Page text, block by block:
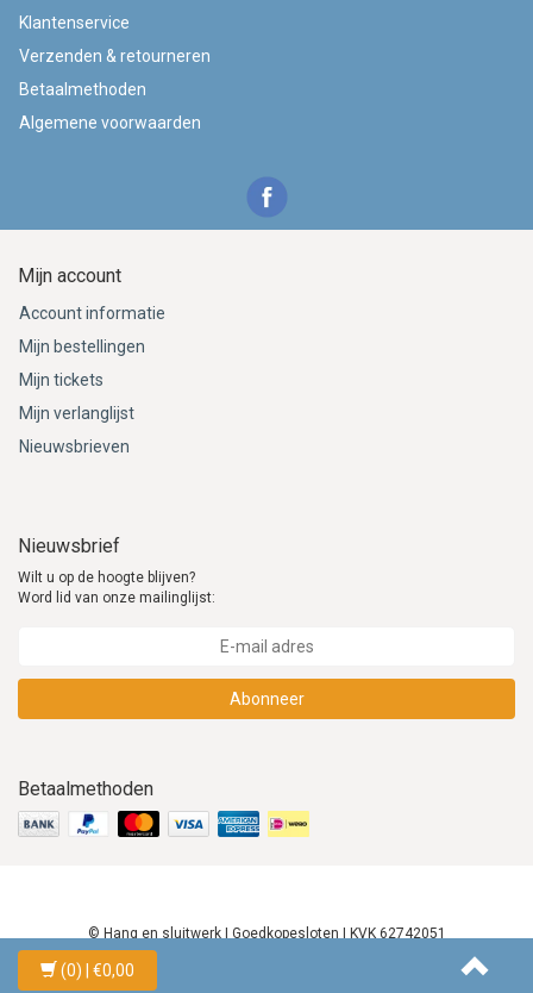
Klantenservice
Verzenden & retourneren
Betaalmethoden
Algemene voorwaarden
Mijn account
Account informatie
Mijn bestellingen
Mijn tickets
Mijn verlanglijst
Nieuwsbrieven
Nieuwsbrief
Wilt u op de hoogte blijven?
Word lid van onze mailinglijst:
Abonneer
Betaalmethoden
© Hang en sluitwerk | Goedkopesloten | KVK 62742051
(0) | €0,00